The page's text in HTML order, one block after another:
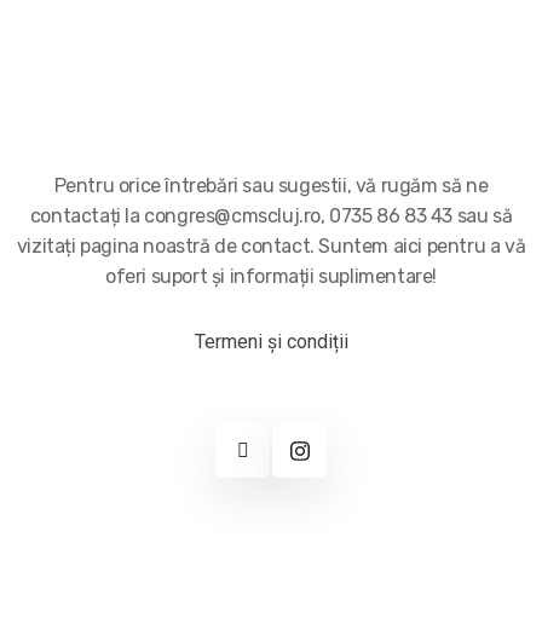
Pentru orice întrebări sau sugestii, vă rugăm să ne
contactați la congres@cmscluj.ro, 0735 86 83 43 sau să
vizitați pagina noastră de contact. Suntem aici pentru a vă
oferi suport și informații suplimentare!
Termeni și condiții